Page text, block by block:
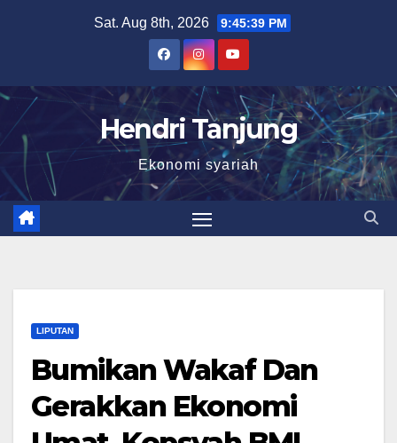
Sat. Aug 8th, 2026 9:45:41 PM
Hendri Tanjung
Ekonomi syariah
LIPUTAN
Bumikan Wakaf Dan
Gerakkan Ekonomi